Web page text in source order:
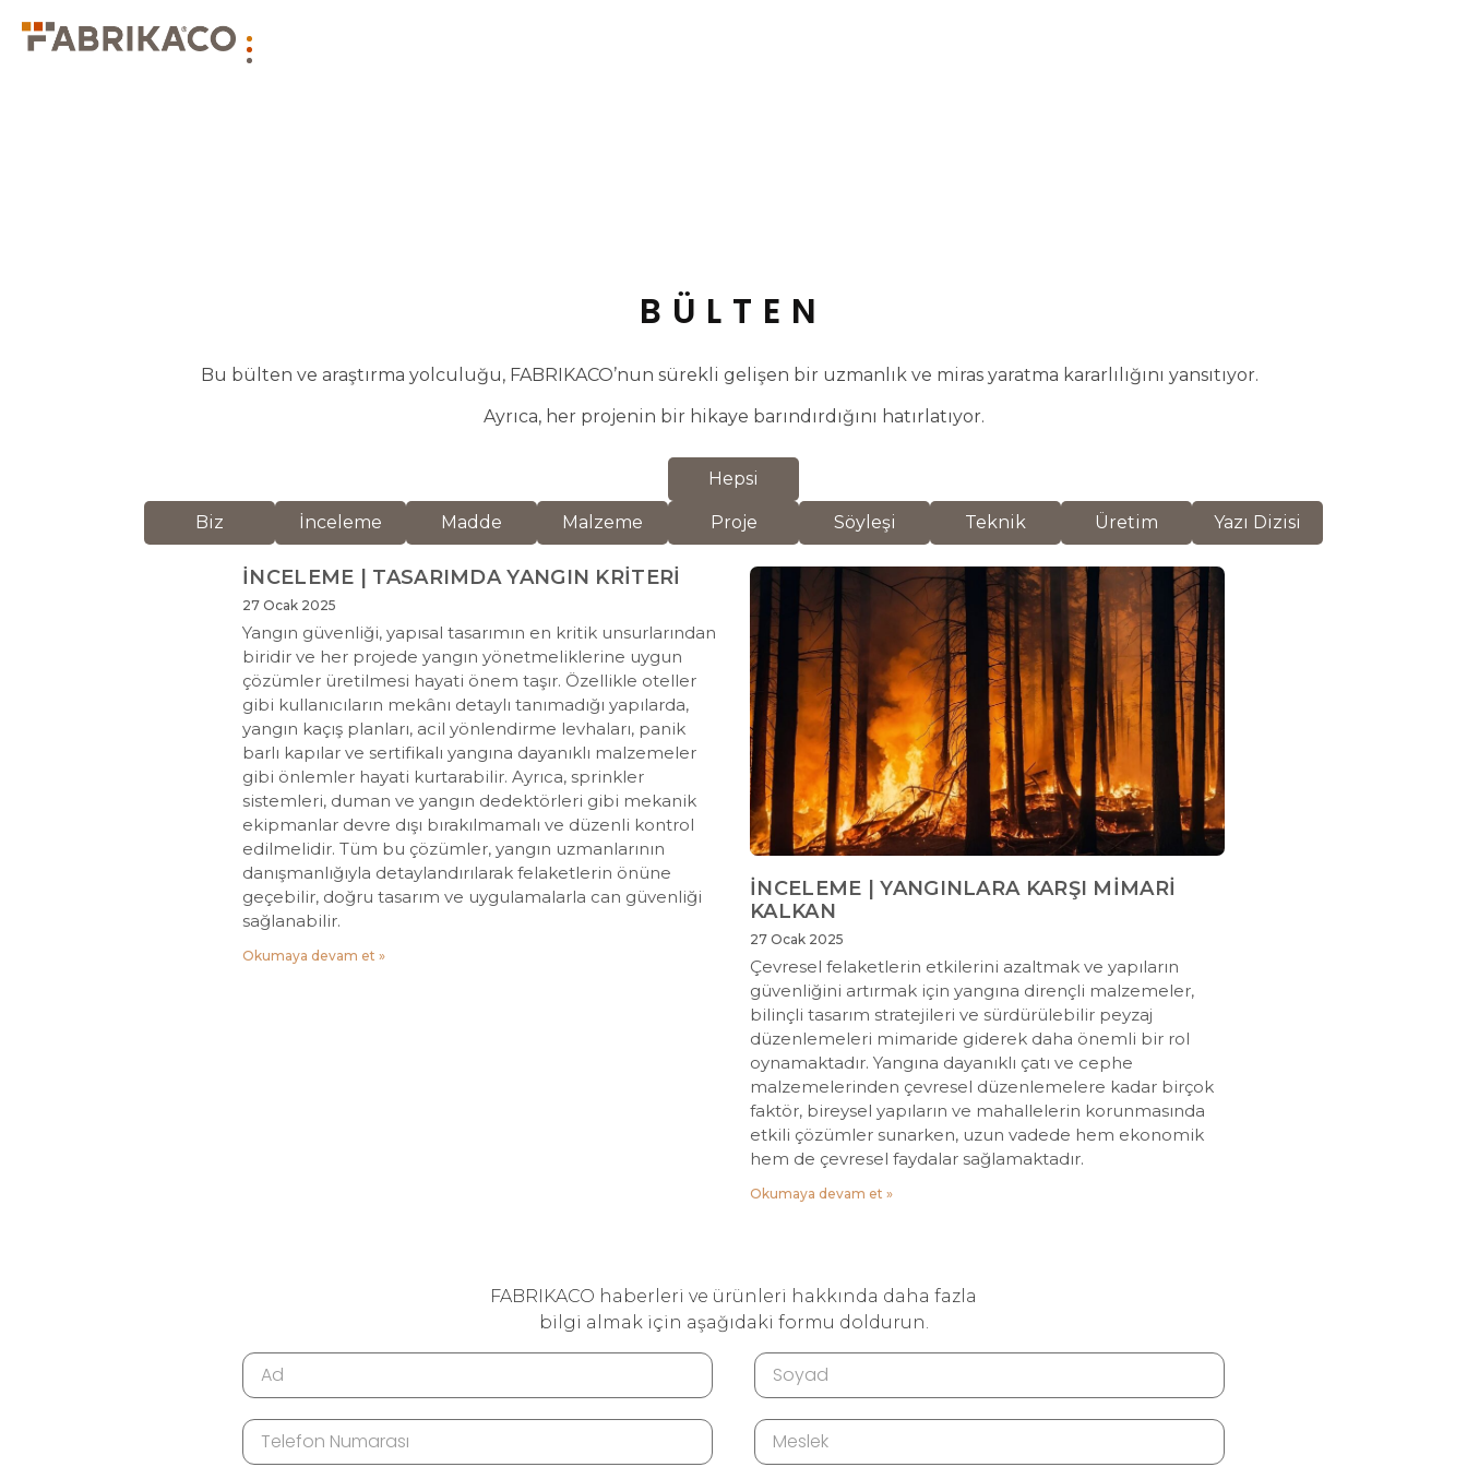
BÜLTEN
Bu bülten ve araştırma yolculuğu, FABRIKACO’nun sürekli gelişen bir uzmanlık ve miras yaratma kararlılığını yansıtıyor.
Ayrıca, her projenin bir hikaye barındırdığını hatırlatıyor.
Hepsi
Biz İnceleme Madde Malzeme Proje Söyleşi Teknik Üretim Yazı Dizisi
İNCELEME | TASARIMDA YANGIN KRİTERİ
27 Ocak 2025
Yangın güvenliği, yapısal tasarımın en kritik unsurlarından
biridir ve her projede yangın yönetmeliklerine uygun
çözümler üretilmesi hayati önem taşır. Özellikle oteller
gibi kullanıcıların mekânı detaylı tanımadığı yapılarda,
yangın kaçış planları, acil yönlendirme levhaları, panik
barlı kapılar ve sertifikalı yangına dayanıklı malzemeler
gibi önlemler hayati kurtarabilir. Ayrıca, sprinkler
sistemleri, duman ve yangın dedektörleri gibi mekanik
ekipmanlar devre dışı bırakılmamalı ve düzenli kontrol
edilmelidir. Tüm bu çözümler, yangın uzmanlarının
danışmanlığıyla detaylandırılarak felaketlerin önüne
geçebilir, doğru tasarım ve uygulamalarla can güvenliği
sağlanabilir.
Okumaya devam et »
İNCELEME | YANGINLARA KARŞI MİMARİ
KALKAN
27 Ocak 2025
Çevresel felaketlerin etkilerini azaltmak ve yapıların
güvenliğini artırmak için yangına dirençli malzemeler,
bilinçli tasarım stratejileri ve sürdürülebilir peyzaj
düzenlemeleri mimaride giderek daha önemli bir rol
oynamaktadır. Yangına dayanıklı çatı ve cephe
malzemelerinden çevresel düzenlemelere kadar birçok
faktör, bireysel yapıların ve mahallelerin korunmasında
etkili çözümler sunarken, uzun vadede hem ekonomik
hem de çevresel faydalar sağlamaktadır.
Okumaya devam et »
FABRIKACO haberleri ve ürünleri hakkında daha fazla
bilgi almak için aşağıdaki formu doldurun.